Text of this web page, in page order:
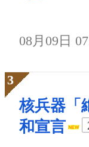
08月09日
核兵器「
和宣言